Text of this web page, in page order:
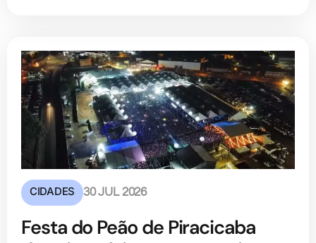
CIDADES 30 JUL 2026
Festa do Peão de Piracicaba